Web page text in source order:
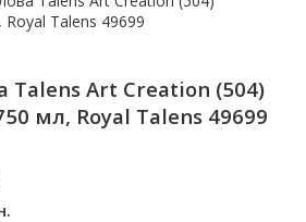
Talens Art Creation (504)
мл, Royal Talens 49699